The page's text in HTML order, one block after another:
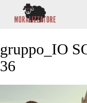
Skip to content
gruppo_IO
36